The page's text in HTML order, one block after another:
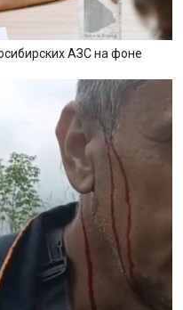
АЗС на фоне